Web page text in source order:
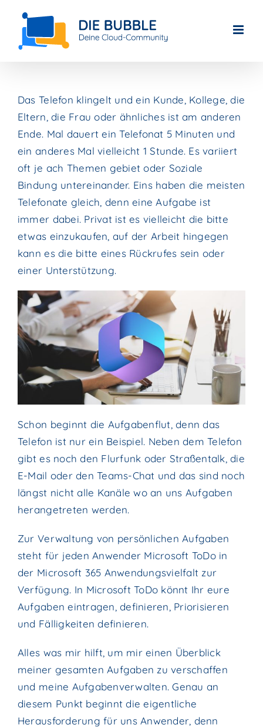
content
Das Telefon klingelt und ein Kunde, Kollege, die
Eltern, die Frau oder ähnliches ist am anderen
Ende. Mal dauert ein Telefonat 5 Minuten und
ein anderes Mal vielleicht 1 Stunde. Es variiert
oft je ach Themen gebiet oder Soziale
Bindung untereinander. Eins haben die meisten
Telefonate gleich, denn eine Aufgabe ist
immer dabei. Privat ist es vielleicht die bitte
etwas einzukaufen, auf der Arbeit hingegen
kann es die bitte eines Rückrufes sein oder
einer Unterstützung.
Schon beginnt die Aufgabenflut, denn das
Telefon ist nur ein Beispiel. Neben dem Telefon
gibt es noch den Flurfunk oder Straßentalk, die
E-Mail oder den Teams-Chat und das sind noch
längst nicht alle Kanäle wo an uns Aufgaben
herangetreten werden.
Zur Verwaltung von persönlichen Aufgaben
steht für jeden Anwender Microsoft ToDo in
der Microsoft 365 Anwendungsvielfalt zur
Verfügung. In Microsoft ToDo könnt Ihr eure
Aufgaben eintragen, definieren, Priorisieren
und Fälligkeiten definieren.
Alles was mir hilft, um mir einen Überblick
meiner gesamten Aufgaben zu verschaffen
und meine Aufgabenverwalten. Genau an
diesem Punkt beginnt die eigentliche
Herausforderung für uns Anwender, denn